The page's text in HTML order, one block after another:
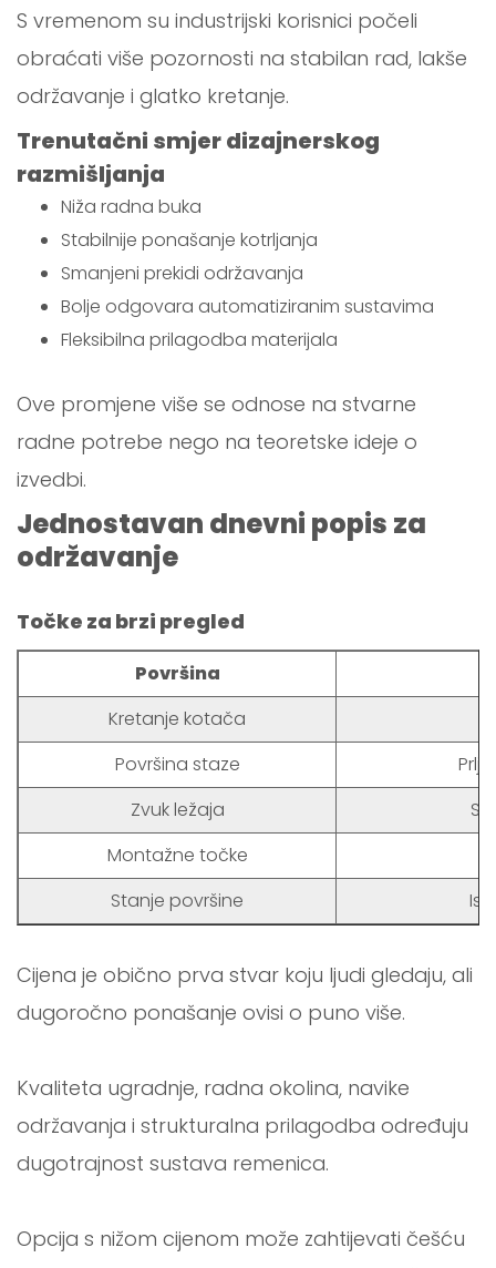
S vremenom su industrijski korisnici počeli
obraćati više pozornosti na stabilan rad, lakše
održavanje i glatko kretanje.
Trenutačni smjer dizajnerskog
razmišljanja
Niža radna buka
Stabilnije ponašanje kotrljanja
Smanjeni prekidi održavanja
Bolje odgovara automatiziranim sustavima
Fleksibilna prilagodba materijala
Ove promjene više se odnose na stvarne
radne potrebe nego na teoretske ideje o
izvedbi.
Jednostavan dnevni popis za
održavanje
Točke za brzi pregled
Površina
Kretanje kotača
Površina staze
Zvuk ležaja
Montažne točke
Stanje površine
Cijena je obično prva stvar koju ljudi gledaju, ali
dugoročno ponašanje ovisi o puno više.
Kvaliteta ugradnje, radna okolina, navike
održavanja i strukturalna prilagodba određuju
dugotrajnost sustava remenica.
Opcija s nižom cijenom može zahtijevati češću